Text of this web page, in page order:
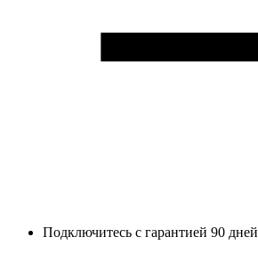
Подключитесь с гарантией 90 дней